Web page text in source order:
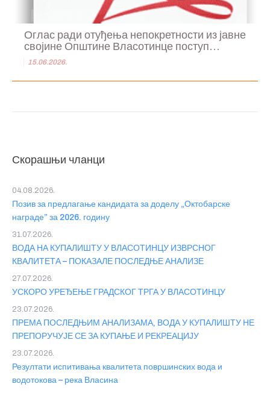
Оглас ради отуђења непокретности из јавне
својине Општине Власотинце поступ...
15.06.2026.
Скорашњи чланци
Позив за предлагање кандидата за доделу „Октобарске
награде” за 2026. годину
04.08.2026.
ВОДА НА КУПАЛИШТУ У ВЛАСОТИНЦУ ИЗВРСНОГ
КВАЛИТЕТА – ПОКАЗАЛЕ ПОСЛЕДЊЕ АНАЛИЗЕ
31.07.2026.
УСКОРО УРЕЂЕЊЕ ГРАДСКОГ ТРГА У ВЛАСОТИНЦУ
27.07.2026.
ПРЕМА ПОСЛЕДЊИМ АНАЛИЗАМА, ВОДА У КУПАЛИШТУ НЕ
ПРЕПОРУЧУЈЕ СЕ ЗА КУПАЊЕ И РЕКРЕАЦИЈУ
23.07.2026.
Резултати испитивања квалитета површинских вода и
водотокова – река Власина
23.07.2026.